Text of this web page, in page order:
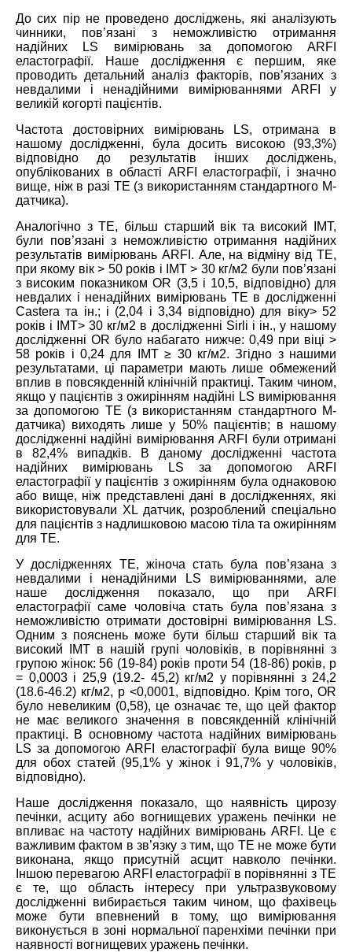
До сих пір не проведено досліджень, які аналізують
чинники, пов’язані з неможливістю отримання
надійних LS вимірювань за допомогою ARFI
еластографії. Наше дослідження є першим, яке
проводить детальний аналіз факторів, пов’язаних з
невдалими і ненадійними вимірюваннями ARFI у
великій когорті пацієнтів.
Частота достовірних вимірювань LS, отримана в
нашому дослідженні, була досить високою (93,3%)
відповідно до результатів інших досліджень,
опублікованих в області ARFI еластографії, і значно
вище, ніж в разі ТЕ (з використанням стандартного М-
датчика).
Аналогічно з TE, більш старший вік та високий ІМТ,
були пов’язані з неможливістю отримання надійних
результатів вимірювань ARFI. Але, на відміну від TE,
при якому вік > 50 років і ІМТ > 30 кг/м2 були пов’язані
з високим показником OR (3,5 і 10,5, відповідно) для
невдалих і ненадійних вимірювань TE в дослідженні
Castera та ін.; і (2,04 і 3,34 відповідно) для віку> 52
років і ІМТ> 30 кг/м2 в дослідженні Sirli і ін., у нашому
дослідженні OR було набагато нижче: 0,49 при віці >
58 років і 0,24 для ІМТ ≥ 30 кг/м2. Згідно з нашими
результатами, ці параметри мають лише обмежений
вплив в повсякденній клінічній практиці. Таким чином,
якщо у пацієнтів з ожирінням надійні LS вимірювання
за допомогою TE (з використанням стандартного М-
датчика) виходять лише у 50% пацієнтів; в нашому
дослідженні надійні вимірювання ARFI були отримані
в 82,4% випадків. В даному дослідженні частота
надійних вимірювань LS за допомогою ARFI
еластографії у пацієнтів з ожирінням була однаковою
або вище, ніж представлені дані в дослідженнях, які
використовували XL датчик, розроблений спеціально
для пацієнтів з надлишковою масою тіла та ожирінням
для TE.
У дослідженнях TE, жіноча стать була пов’язана з
невдалими і ненадійними LS вимірюваннями, але
наше дослідження показало, що при ARFI
еластографії саме чоловіча стать була пов’язана з
неможливістю отримати достовірні вимірювання LS.
Одним з пояснень може бути більш старший вік та
високий ІМТ в нашій групі чоловіків, в порівнянні з
групою жінок: 56 (19-84) років проти 54 (18-86) років, р
= 0,0003 і 25,9 (19.2- 45,2) кг/м2 у порівнянні з 24,2
(18.6-46.2) кг/м2, р <0,0001, відповідно. Крім того, OR
було невеликим (0,58), це означає те, що цей фактор
не має великого значення в повсякденній клінічній
практиці. В основному частота надійних вимірювань
LS за допомогою ARFI еластографії була вище 90%
для обох статей (95,1% у жінок і 91,7% у чоловіків,
відповідно).
Наше дослідження показало, що наявність цирозу
печінки, асциту або вогнищевих уражень печінки не
впливає на частоту надійних вимірювань ARFI. Це є
важливим фактом в зв’язку з тим, що ТЕ не може бути
виконана, якщо присутній асцит навколо печінки.
Іншою перевагою ARFI еластографії в порівнянні з TE
є те, що область інтересу при ультразвуковому
дослідженні вибирається таким чином, що фахівець
може бути впевнений в тому, що вимірювання
виконується в зоні нормальної паренхіми печінки при
наявності вогнищевих уражень печінки.